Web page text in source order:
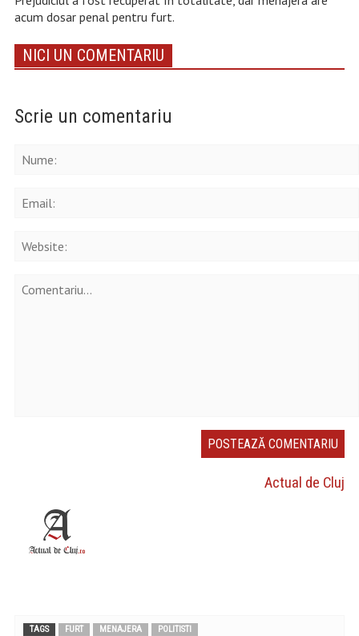
acum dosar penal pentru furt.
NICI UN COMENTARIU
Scrie un comentariu
Actual de Cluj
TAGS FURT MENAJERA POLITISTI